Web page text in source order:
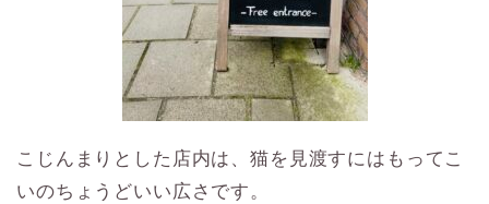
こじんまりとした店内は、猫を見渡すにはもってこ
いのちょうどいい広さです。